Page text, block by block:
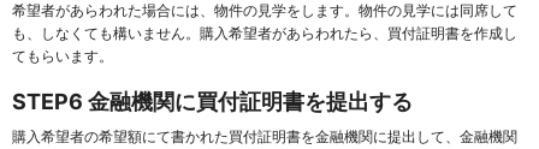
希望者があらわれた場合には、物件の見学をします。物件の見学には同席して
も、しなくても構いません。購入希望者があらわれたら、買付証明書を作成し
てもらいます。
STEP6 金融機関に買付証明書を提出する
購入希望者の希望額にて書かれた買付証明書を金融機関に提出して、金融機関